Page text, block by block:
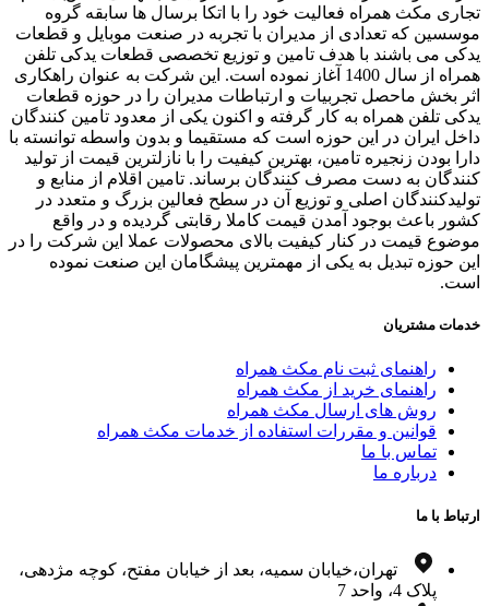
مکث همراه فعالیت خود را با اتکا برسال ها سابقه گروه
که تعدادی از مدیران با تجربه در صنعت موبایل و قطعات
می باشند با هدف تامین و توزیع تخصصی قطعات یدکی تلفن
همراه از سال 1400 آغاز نموده است. این شرکت به عنوان راهکاری
بخش ماحصل تجربیات و ارتباطات مدیران را در حوزه قطعات
تلفن همراه به کار گرفته و اکنون یکی از معدود تامین کنندگان
ایران در این حوزه است که مستقیما و بدون واسطه توانسته با
بودن زنجیره تامین، بهترین کیفیت را با نازلترین قیمت از تولید
به دست مصرف کنندگان برساند. تامین اقلام از منابع و
اصلی و توزیع آن در سطح فعالین بزرگ و متعدد در
باعث بوجود آمدن قیمت کاملا رقابتی گردیده و در واقع
قیمت در کنار کیفیت بالای محصولات عملا این شرکت را در
حوزه تبدیل به یکی از مهمترین پیشگامان این صنعت نموده
مشتریان
راهنمای ثبت نام مکث همراه
راهنمای خرید از مکث همراه
روش های ارسال مکث همراه
قوانین و مقررات استفاده از خدمات مکث همراه
تماس با ما
درباره ما
با ما
تهران،خیابان سمیه، بعد از خیابان مفتح، کوچه مژدهی،
پلاک 4، واحد 7